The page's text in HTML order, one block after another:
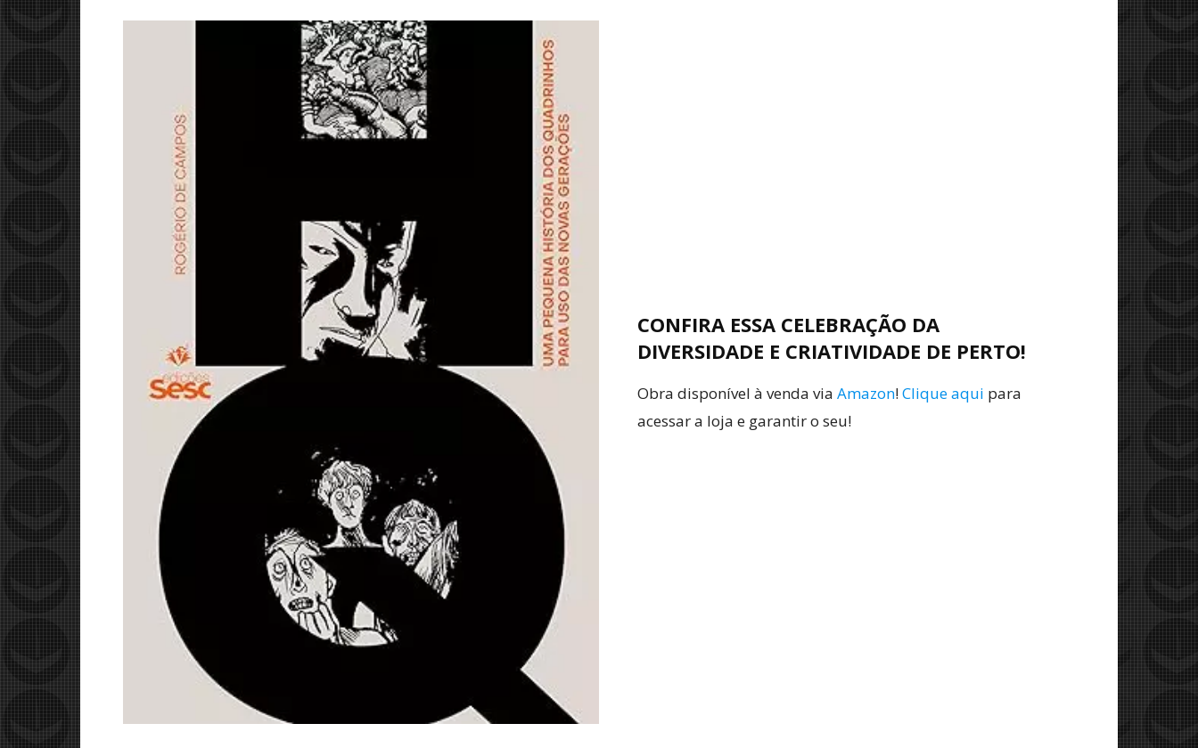
CONFIRA ESSA CELEBRAÇÃO DA
DIVERSIDADE E CRIATIVIDADE DE PERTO!
Obra disponível à venda via Amazon!Clique aqui para
acessar a loja e garantir o seu!